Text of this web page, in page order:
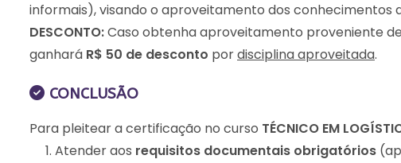
informais), visando o aproveitamento dos conhecimentos
DESCONTO:Caso obtenha aproveitamento proveniente
ganhará R$ 50 de desconto pordisciplina aproveitada.
CONCLUSÃO
Para pleitear a certificação no curso TÉCNICO EM
Atender aos requisitos documentais obrigatórios